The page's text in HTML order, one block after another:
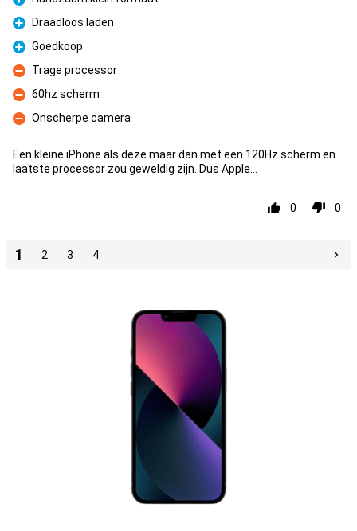
Pro
Pro
Draadloos laden
Pro
Goedkoop
Con
Trage processor
Con
60hz scherm
Con
Onscherpe camera
Een kleine iPhone als deze maar dan met een 120Hz scherm en
laatste processor zou geweldig zijn. Dus Apple…
0 0
1 2 3 4